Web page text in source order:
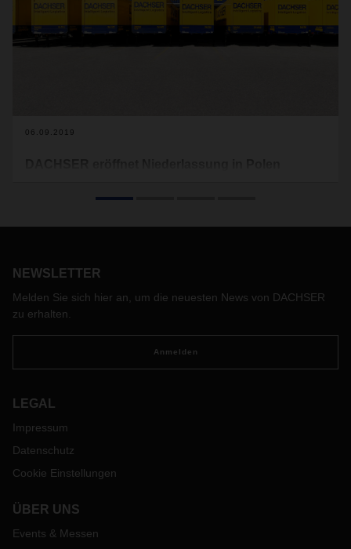
06.09.2019
interkontinentalen Güterverkehr, insbesondere Luftfracht,
NEWSLETTER
Melden Sie sich hier an, um die neuesten News von DACHSER
zu erhalten.
Anmelden
LEGAL
Impressum
Datenschutz
Cookie Einstellungen
ÜBER UNS
Events & Messen